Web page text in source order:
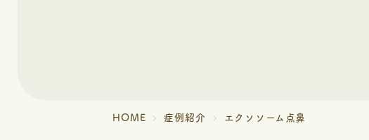
HOME 症例紹介 エクソソーム点鼻